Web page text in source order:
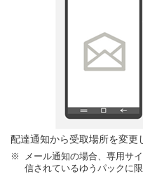
配達通知から受取場所を変更
メール通知の場合、専用サ
信されているゆうパックに限